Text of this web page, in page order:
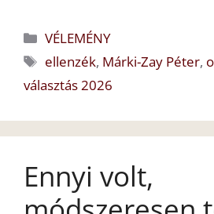
Kategória
VÉLEMÉNY
Címkék
ellenzék, Márki-Zay Péter,
választás 2026
Ennyi volt,